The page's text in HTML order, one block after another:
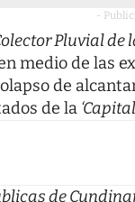
-
Pluvial de
medio de las
de
de la
de